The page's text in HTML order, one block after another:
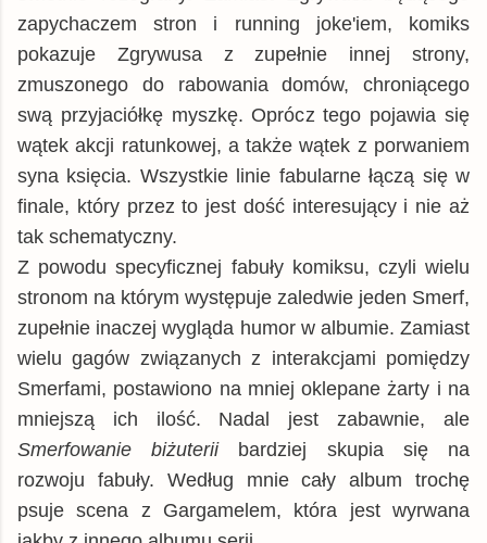
zapychaczem stron i running joke'iem, komiks
pokazuje Zgrywusa z zupełnie innej strony,
zmuszonego do rabowania domów, chroniącego
swą przyjaciółkę myszkę. Oprócz tego pojawia się
wątek akcji ratunkowej, a także wątek z porwaniem
syna księcia. Wszystkie linie fabularne łączą się w
finale, który przez to jest dość interesujący i nie aż
tak schematyczny.
Z powodu specyficznej fabuły komiksu, czyli wielu
stronom na którym występuje zaledwie jeden Smerf,
zupełnie inaczej wygląda humor w albumie. Zamiast
wielu gagów związanych z interakcjami pomiędzy
Smerfami, postawiono na mniej oklepane żarty i na
mniejszą ich ilość. Nadal jest zabawnie, ale
Smerfowanie biżuterii bardziej skupia się na
rozwoju fabuły. Według mnie cały album trochę
psuje scena z Gargamelem, która jest wyrwana